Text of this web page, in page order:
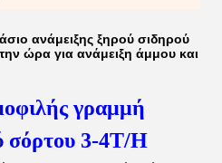
ανάμειξης ξηρού σιδηρού
ώρα για ανάμειξη άμμου και
γραμμή
σόρτου 3-4T/H